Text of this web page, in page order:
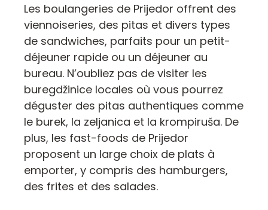
Les boulangeries de Prijedor offrent des
viennoiseries, des pitas et divers types
de sandwiches, parfaits pour un petit-
déjeuner rapide ou un déjeuner au
bureau. N’oubliez pas de visiter les
buregdžinice locales où vous pourrez
déguster des pitas authentiques comme
le burek, la zeljanica et la krompiruša. De
plus, les fast-foods de Prijedor
proposent un large choix de plats à
emporter, y compris des hamburgers,
des frites et des salades.